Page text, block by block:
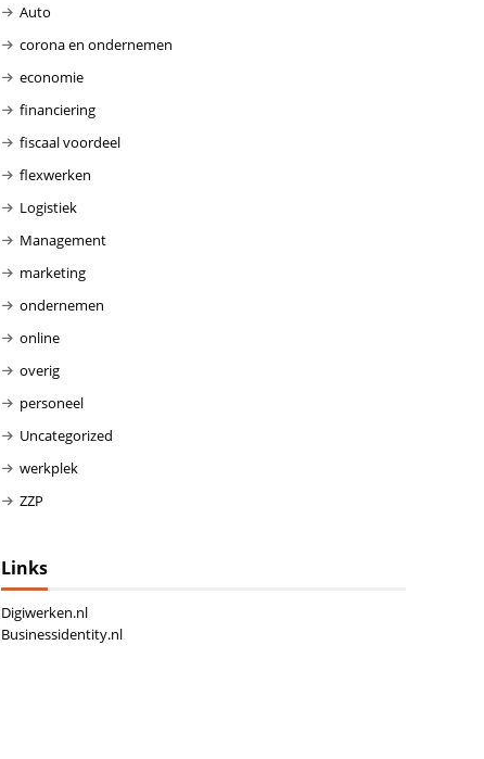
Auto
corona en ondernemen
economie
financiering
fiscaal voordeel
flexwerken
Logistiek
Management
marketing
ondernemen
online
overig
personeel
Uncategorized
werkplek
ZZP
Links
Digiwerken.nl
Businessidentity.nl